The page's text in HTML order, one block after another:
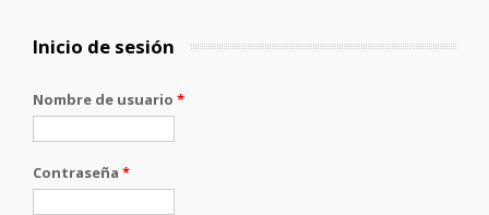
Inicio de sesión
Nombre de usuario *
Contraseña *